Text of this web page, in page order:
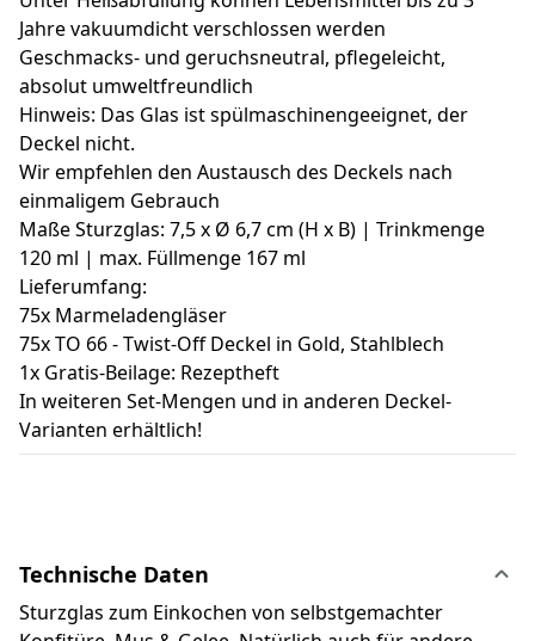
Jahre vakuumdicht verschlossen werden
Geschmacks- und geruchsneutral, pflegeleicht,
absolut umweltfreundlich
Hinweis: Das Glas ist spülmaschinengeeignet, der
Deckel nicht.
Wir empfehlen den Austausch des Deckels nach
einmaligem Gebrauch
Maße Sturzglas: 7,5 x Ø 6,7 cm (H x B) | Trinkmenge
120 ml | max. Füllmenge 167 ml
Lieferumfang:
75x Marmeladengläser
75x TO 66 - Twist-Off Deckel in Gold, Stahlblech
1x Gratis-Beilage: Rezeptheft
In weiteren Set-Mengen und in anderen Deckel-
Varianten erhältlich!
Technische Daten
Sturzglas zum Einkochen von selbstgemachter